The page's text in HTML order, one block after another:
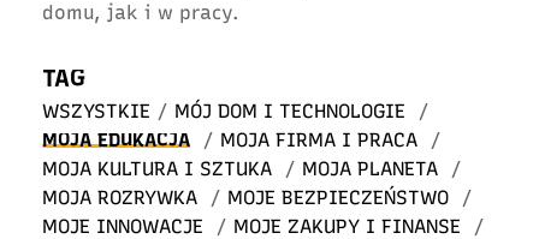
domu, jak i w pracy.
TAG
WSZYSTKIE / MÓJ DOM I TECHNOLOGIE
/
MOJA EDUKACJA
/ MOJA FIRMA I PRACA
/
MOJA KULTURA I SZTUKA
/ MOJA PLANETA
/
MOJA ROZRYWKA
/ MOJE BEZPIECZEŃSTWO
/
MOJE INNOWACJE
/ MOJE ZAKUPY I FINANSE
/